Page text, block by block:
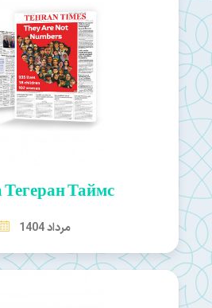
Тегеран Таймс
مرداد 1404